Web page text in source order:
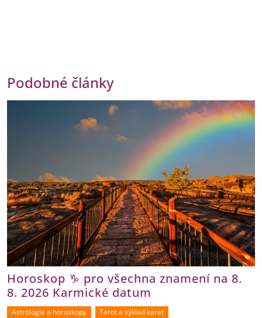
Podobné články
Horoskop ♑ pro všechna znamení na 8.
8. 2026 Karmické datum
Astrologie a horoskopy Tarot a výklad karet